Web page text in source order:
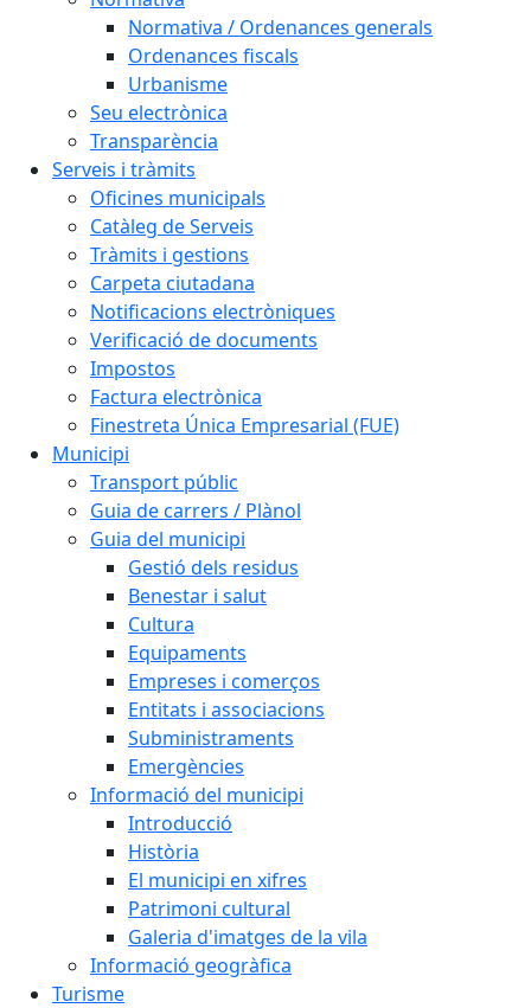
Normativa / Ordenances generals
Ordenances fiscals
Urbanisme
Seu electrònica
Transparència
Serveis i tràmits
Oficines municipals
Catàleg de Serveis
Tràmits i gestions
Carpeta ciutadana
Notificacions electròniques
Verificació de documents
Impostos
Factura electrònica
Finestreta Única Empresarial (FUE)
Municipi
Transport públic
Guia de carrers / Plànol
Guia del municipi
Gestió dels residus
Benestar i salut
Cultura
Equipaments
Empreses i comerços
Entitats i associacions
Subministraments
Emergències
Informació del municipi
Introducció
Història
El municipi en xifres
Patrimoni cultural
Galeria d'imatges de la vila
Informació geogràfica
Turisme